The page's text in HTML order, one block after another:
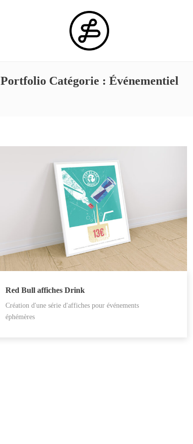
Portfolio Catégorie : Événementiel
Red Bull affiches Drink
Création d'une série d'affiches pour événements
éphémères